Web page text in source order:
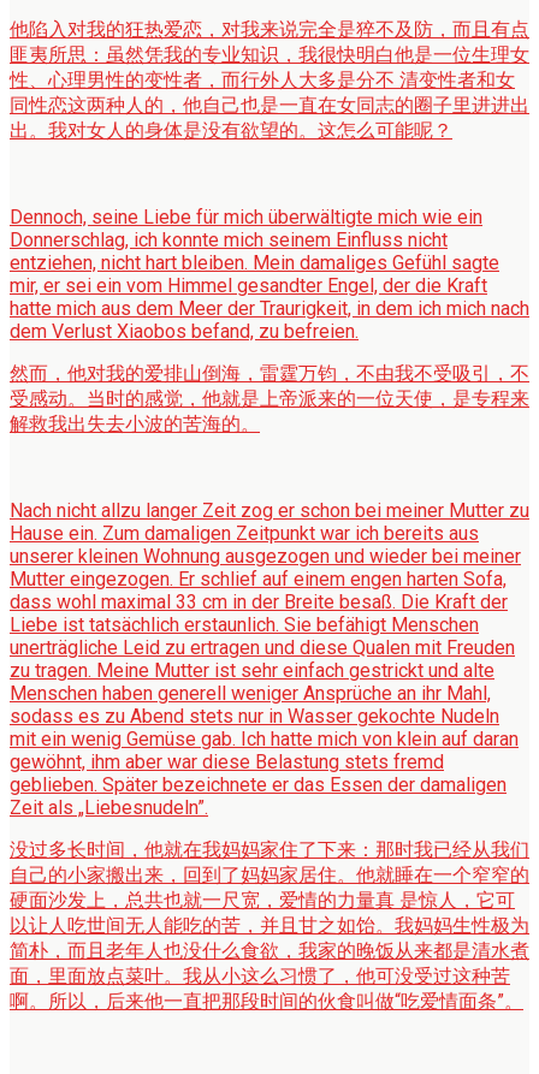
他陷入对我的狂热爱恋，对我来说完全是猝不及防，而且有点
匪夷所思：虽然凭我的专业知识，我很快明白他是一位生理女
性、心理男性的变性者，而行外人大多是分不 清变性者和女
同性恋这两种人的，他自己也是一直在女同志的圈子里进进出
出。我对女人的身体是没有欲望的。这怎么可能呢？
Dennoch, seine Liebe für mich überwältigte mich wie ein
Donnerschlag, ich konnte mich seinem Einfluss nicht
entziehen, nicht hart bleiben. Mein damaliges Gefühl sagte
mir, er sei ein vom Himmel gesandter Engel, der die Kraft
hatte mich aus dem Meer der Traurigkeit, in dem ich mich nach
dem Verlust Xiaobos befand, zu befreien.
然而，他对我的爱排山倒海，雷霆万钧，不由我不受吸引，不
受感动。当时的感觉，他就是上帝派来的一位天使，是专程来
解救我出失去小波的苦海的。
Nach nicht allzu langer Zeit zog er schon bei meiner Mutter zu
Hause ein. Zum damaligen Zeitpunkt war ich bereits aus
unserer kleinen Wohnung ausgezogen und wieder bei meiner
Mutter eingezogen. Er schlief auf einem engen harten Sofa,
dass wohl maximal 33 cm in der Breite besaß. Die Kraft der
Liebe ist tatsächlich erstaunlich. Sie befähigt Menschen
unerträgliche Leid zu ertragen und diese Qualen mit Freuden
zu tragen. Meine Mutter ist sehr einfach gestrickt und alte
Menschen haben generell weniger Ansprüche an ihr Mahl,
sodass es zu Abend stets nur in Wasser gekochte Nudeln
mit ein wenig Gemüse gab. Ich hatte mich von klein auf daran
gewöhnt, ihm aber war diese Belastung stets fremd
geblieben. Später bezeichnete er das Essen der damaligen
Zeit als „Liebesnudeln”.
没过多长时间，他就在我妈妈家住了下来：那时我已经从我们
自己的小家搬出来，回到了妈妈家居住。他就睡在一个窄窄的
硬面沙发上，总共也就一尺宽，爱情的力量真 是惊人，它可
以让人吃世间无人能吃的苦，并且甘之如饴。我妈妈生性极为
简朴，而且老年人也没什么食欲，我家的晚饭从来都是清水煮
面，里面放点菜叶。我从小这么习惯了，他可没受过这种苦
啊。所以，后来他一直把那段时间的伙食叫做“吃爱情面条”。